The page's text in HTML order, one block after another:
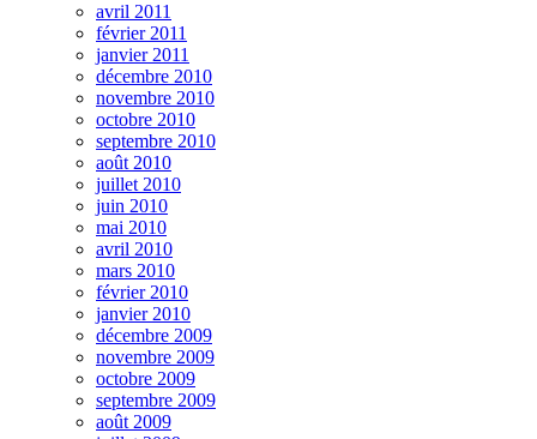
avril 2011
février 2011
janvier 2011
décembre 2010
novembre 2010
octobre 2010
septembre 2010
août 2010
juillet 2010
juin 2010
mai 2010
avril 2010
mars 2010
février 2010
janvier 2010
décembre 2009
novembre 2009
octobre 2009
septembre 2009
août 2009